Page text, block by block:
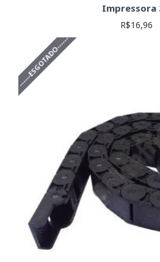
Impressora
R$16,96
------ESGOTADO------